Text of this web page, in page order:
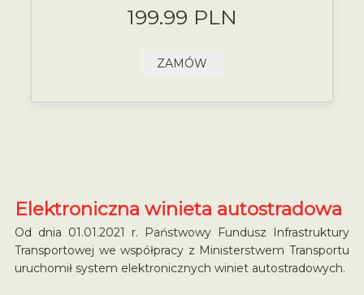
199.99 PLN
ZAMÓW
Elektroniczna winieta autostradowa
Od dnia 01.01.2021 r. Państwowy Fundusz Infrastruktury
Transportowej we współpracy z Ministerstwem Transportu
uruchomił system elektronicznych winiet autostradowych.